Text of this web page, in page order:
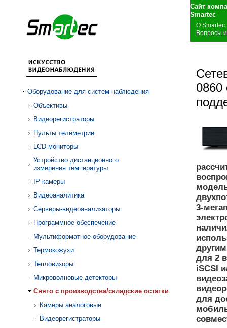
Сайт
О Smartec
Вопросы
Оборудование для систем наблюдения
Объективы
Видеорегистраторы
Пульты телеметрии
LCD-мониторы
Устройство дистанционного
измерения температуры
IP-камеры
Видеоаналитика
Серверы-видеоанализаторы
Программное обеспечение
Мультиформатное оборудование
Термокожухи
Тепловизоры
Микроволновые детекторы
Cнято с производства/складские остатки
Камеры аналоговые
Видеорегистраторы
0860
3-
для 2
iSCSI
для